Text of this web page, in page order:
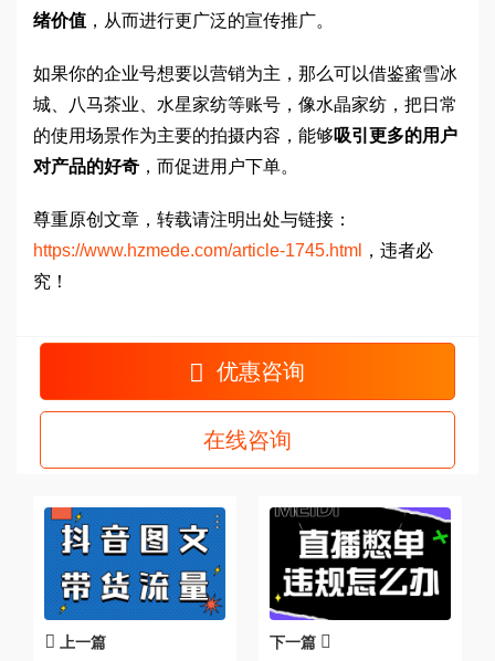
绪价值 ，从而进行更广泛的宣传推广。
如果你的企业号想要以营销为主，那么可以借鉴蜜雪冰
城、八马茶业、水星家纺等账号，像水晶家纺，把日常
的使用场景作为主要的拍摄内容，能够吸引更多的用户
对产品的好奇 ，而促进用户下单。
尊重原创文章，转载请注明出处与链接：
https://www.hzmede.com/article-1745.html
，违者必
究！
优惠咨询
在线咨询
上一篇
下一篇